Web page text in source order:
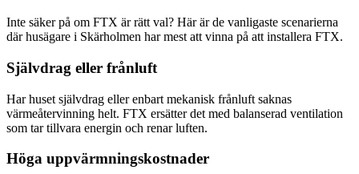
Inte säker på om FTX är rätt val? Här är de vanligaste scenarierna
där husägare i Skärholmen har mest att vinna på att installera FTX.
Självdrag eller frånluft
Har huset självdrag eller enbart mekanisk frånluft saknas
värmeåtervinning helt. FTX ersätter det med balanserad ventilation
som tar tillvara energin och renar luften.
Höga uppvärmningskostnader